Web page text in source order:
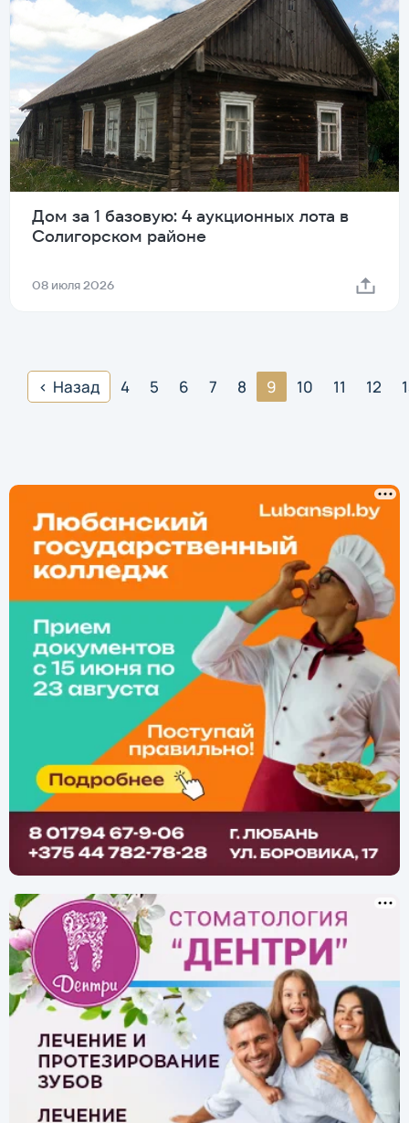
Дом за 1 базовую: 4 аукционных лота в
Солигорском районе
08 июля 2026
Назад 4 5 6 7 8 9 10 11 12